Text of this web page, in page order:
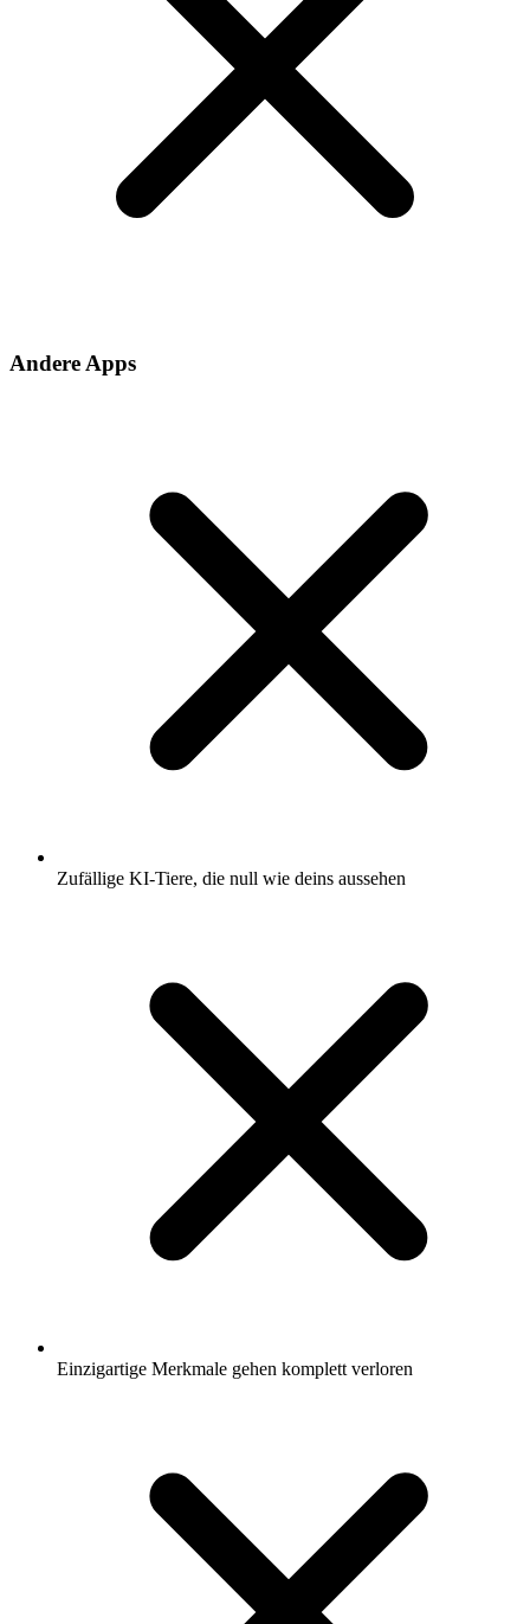
Andere Apps
Zufällige KI-Tiere, die null wie deins aussehen
Einzigartige Merkmale gehen komplett verloren